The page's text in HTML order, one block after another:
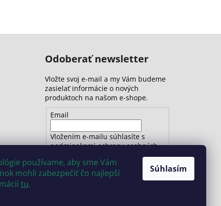
používame, aby sme Vám
mohli zabezpečiť čo najlepší
tu.
Súhlasím
Odoberať newsletter
Vložte svoj e-mail a my Vám budeme
zasielať informácie o nových
produktoch na našom e-shope.
Email
Vložením e-mailu súhlasíte s
podmienkami ochrany osobných
PRIHLÁSIŤ SA